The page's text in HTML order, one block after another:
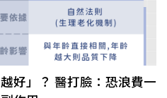
好」？ 醫打臉：恐浪費一